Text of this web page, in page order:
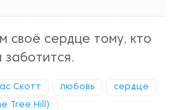
своё сердце тому, кто
Скотт любовь сердце
Tree Hill)